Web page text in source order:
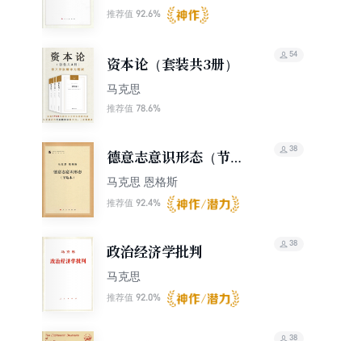
推荐值 92.6%
资本论（套装共3册）
马克思
推荐值 78.6%
54
德意志意识形态（节选
本）
马克思 恩格斯
推荐值 92.4%
38
政治经济学批判
马克思
推荐值 92.0%
38
38